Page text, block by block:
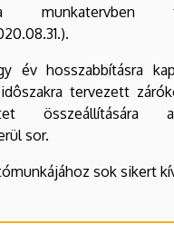
munkatervben
év hosszabbításra
tervezett
összeállítására
sor.
sok sikert